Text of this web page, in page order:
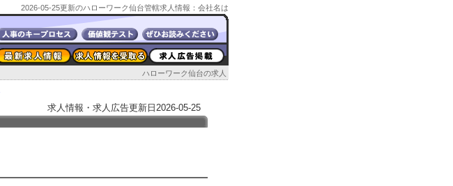
2026-05-25更新のハローワーク仙台管轄求人情報：会社名は
ハローワーク仙台の求人
求人情報・求人広告更新日2026-05-25